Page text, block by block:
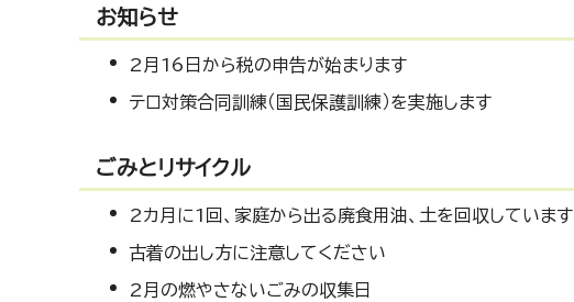
お知らせ
2月16日から税の申告が始まります
テロ対策合同訓練（国民保護訓練）を実施します
ごみとリサイクル
2カ月に1回、家庭から出る廃食用油、土を回収しています
古着の出し方に注意してください
2月の燃やさないごみの収集日